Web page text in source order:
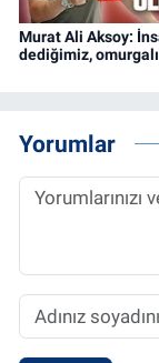
Murat Ali Aksoy:
dediğimiz,
Yorumlar